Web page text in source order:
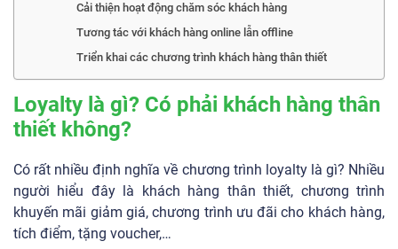
Cải thiện hoạt động chăm sóc khách hàng
Tương tác với khách hàng online lẫn offline
Triển khai các chương trình khách hàng thân thiết
Loyalty là gì? Có phải khách hàng thân
thiết không?
Có rất nhiều định nghĩa về chương trình loyalty là gì? Nhiều
người hiểu đây là khách hàng thân thiết, chương trình
khuyến mãi giảm giá, chương trình ưu đãi cho khách hàng,
tích điểm, tặng voucher,…